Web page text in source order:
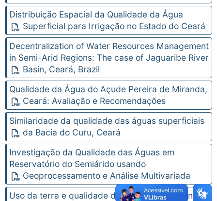
Distribuição Espacial da Qualidade da Água
Superficial para Irrigação no Estado do Ceará
Decentralization of Water Resources Management
in Semi-Arid Regions: The case of Jaguaribe River
Basin, Ceará, Brazil
Qualidade da Água do Açude Pereira de Miranda,
Ceará: Avaliação e Recomendações
Similaridade da qualidade das águas superficiais
da Bacia do Curu, Ceará
Investigação da Qualidade das Águas em
Reservatório do Semiárido usando
Geoprocessamento e Análise Multivariada
Uso da terra e qualidade das águas subterrâneas: